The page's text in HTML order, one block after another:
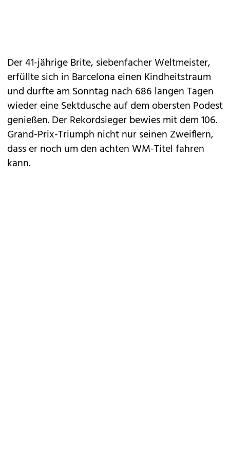
Der 41-jährige Brite, siebenfacher Weltmeister,
erfüllte sich in Barcelona einen Kindheitstraum
und durfte am Sonntag nach 686 langen Tagen
wieder eine Sektdusche auf dem obersten Podest
genießen. Der Rekordsieger bewies mit dem 106.
Grand-Prix-Triumph nicht nur seinen Zweiflern,
dass er noch um den achten WM-Titel fahren
kann.